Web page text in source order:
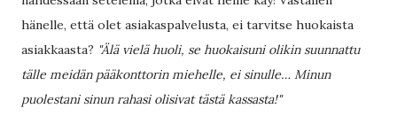
hänelle, että olet asiakaspalvelusta, ei tarvitse huokaista
asiakkaasta? "Älä vielä huoli, se huokaisuni olikin suunnattu
tälle meidän pääkonttorin miehelle, ei sinulle… Minun
puolestani sinun rahasi olisivat tästä kassasta!"